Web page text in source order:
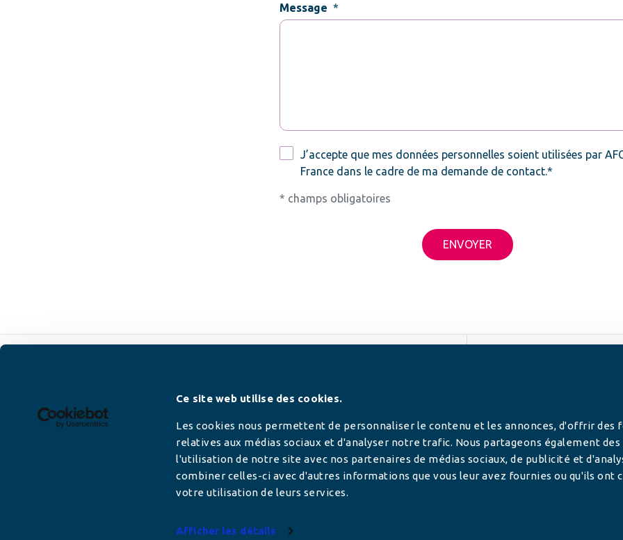
Ce site web utilise des cookies.
Les cookies nous permettent de personnaliser le contenu et les annonces, d'offrir des
relatives aux médias sociaux et d'analyser notre trafic. Nous partageons également
l'utilisation de notre site avec nos partenaires de médias sociaux, de publicité et
combiner celles-ci avec d'autres informations que vous leur avez fournies ou qu'ils ont
votre utilisation de leurs services.
Afficher les détails
Message *
RGPD *
J’accepte que mes données personnelles soient utilisées par
France dans le cadre de ma demande de contact.*
* champs obligatoires
Newsletter